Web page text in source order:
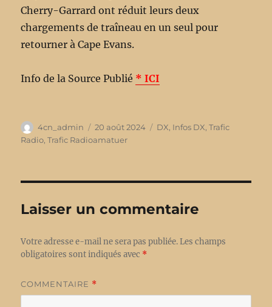
Cherry-Garrard ont réduit leurs deux
chargements de traîneau en un seul pour
retourner à Cape Evans.
Info de la Source Publié * ICI
Auteur
4cn_admin
Publié
le
20 août 2024 Catégories
DX, Infos DX,Trafic
Radio,Trafic Radioamatuer
Laisser un commentaire
Votre adresse e-mail ne sera pas publiée. Les champs
obligatoires sont indiqués avec *
COMMENTAIRE *